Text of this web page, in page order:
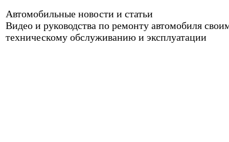
Автомобильные новости и статьи
Видео и руководства по ремонту автомобиля
техническому обслуживанию и эксплуатации